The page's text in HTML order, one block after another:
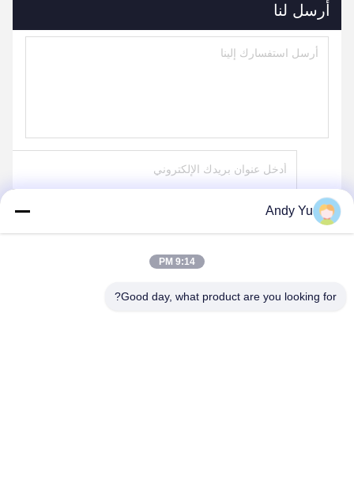
أرسل لنا
Andy Yu
9:14 PM
Good day, what product are you looking for?